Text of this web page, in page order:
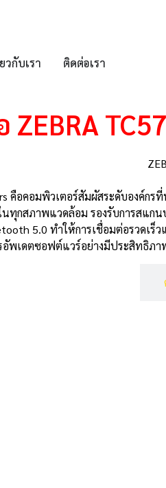
วกับเรา ติดต่อเรา
TC57
คือคอมพิวเตอร์สัมผัสระดับอ
กสภาพแวดล้อม รองรับการสแก
5.0 ทำให้การเชื่อมต่อรวดเ
พเดตซอฟต์แวร์อย่างมีประสิทธิภา